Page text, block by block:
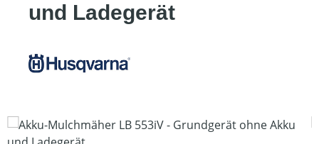
und Ladegerät
Bildergalerie überspringen